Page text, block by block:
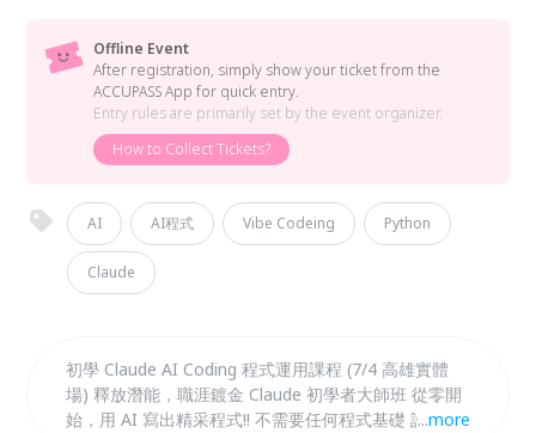
Offline Event
After registration, simply show your ticket from the
ACCUPASS App for quick entry.
Entry rules are primarily set by the event organizer.
How to Collect Tickets?
AI AI程式 Vibe Codeing Python
Claude
初學 Claude AI Coding 程式運用課程 (7/4 高雄實體
場) 釋放潛能，職涯鍍金 Claude 初學者大師班 從零開
始，用 AI 寫出精采程式!! 不需要任何程式基礎 許顯隆
...more